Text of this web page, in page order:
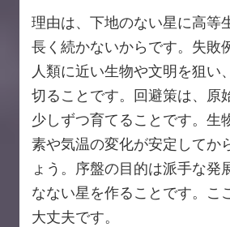
理由は、下地のない星に高等
長く続かないからです。失敗
人類に近い生物や文明を狙い
切ることです。回避策は、原
少しずつ育てることです。生
素や気温の変化が安定してか
ょう。序盤の目的は派手な発
なない星を作ることです。こ
大丈夫です。